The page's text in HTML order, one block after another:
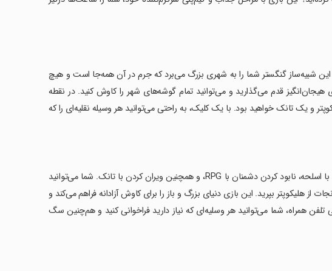
شبیه‌ساز گنگستر شما را به شهری بزرگ می‌برد که جرم در آن همه‌جا است و هیچ
قدم می‌گذارید و می‌توانید تمام گوشه‌های شهر را کاوش کنید. در نقطه
و یک تانک خواهید بود. با یک کلیک، به راحتی می‌توانید هر وسیله نقلیه‌ای را که
‏بازی شامل سه ماموریت منحصر به فرد است: حذف گنگستری‌ها با اسلحه، نابود کردن دشمنان با RPG، و همچنین ویران کردن با تانک. شما می‌توانید
از هلیکوپتر بپرید. این بازی دنیای بزرگ و باز را برای کاوش آزادانه فراهم می‌کند و
همراه، شما می‌توانید هر وسلیه‌ای که نیاز دارید فراخوانی کنید و هم‌چنین سگ